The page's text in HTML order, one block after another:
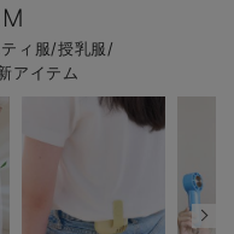
ィ服/授乳服/
アイテム